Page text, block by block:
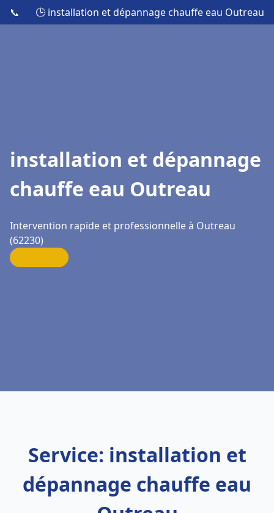
📞 🕒 installation et dépannage chauffe eau Outreau
installation et dépannage
chauffe eau Outreau
Intervention rapide et professionnelle à Outreau
(62230)
Service: installation et
dépannage chauffe eau